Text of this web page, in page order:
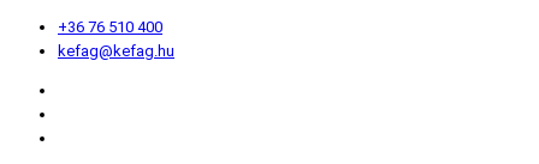
+36 76 510 400
kefag@kefag.hu